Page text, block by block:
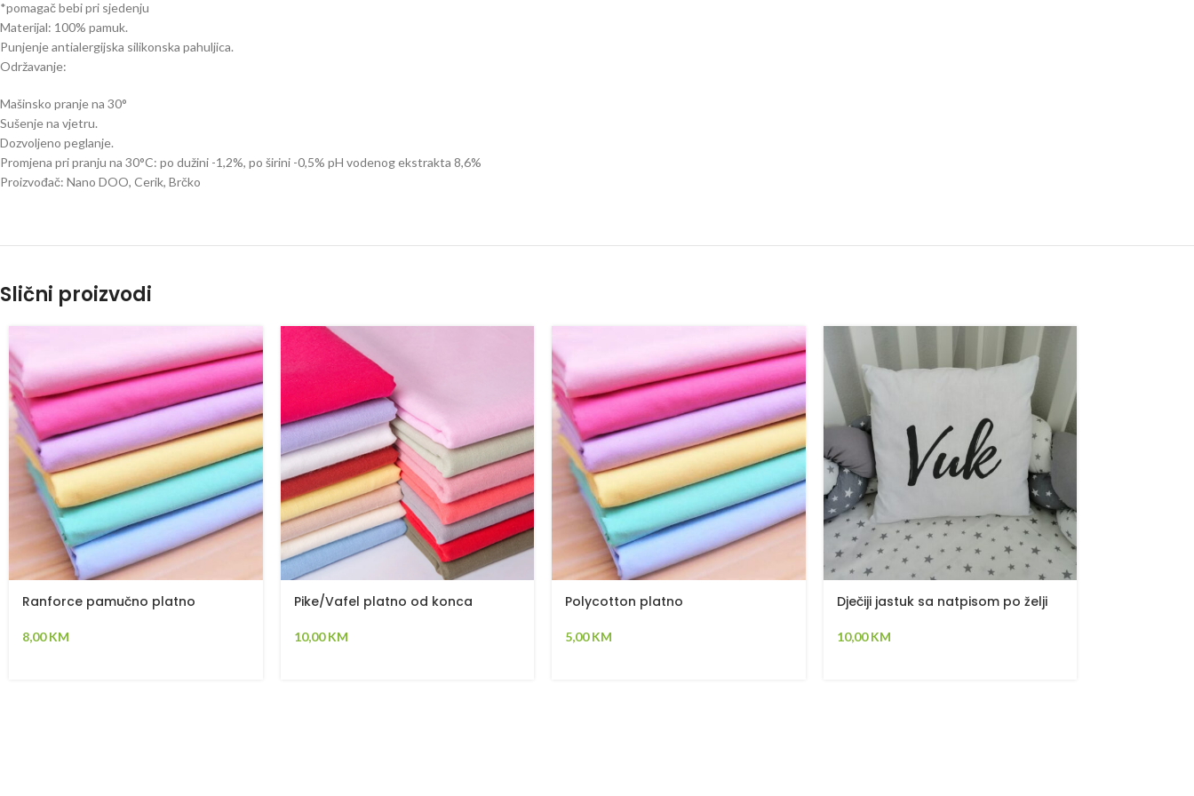
*pomagač bebi pri sjedenju
Materijal: 100% pamuk.
Punjenje antialergijska silikonska pahuljica.
Održavanje:
Mašinsko pranje na 30°
Sušenje na vjetru.
Dozvoljeno peglanje.
Promjena pri pranju na 30°C: po dužini -1,2%, po širini -0,5% pH vodenog ekstrakta 8,6%
Proizvođač: Nano DOO, Cerik, Brčko
Slični proizvodi
Ranforce pamučno platno
8,00KM
Pike/Vafel platno od konca
10,00KM
Polycotton platno
5,00KM
Dječiji jastuk sa natpisom po želji
10,00KM